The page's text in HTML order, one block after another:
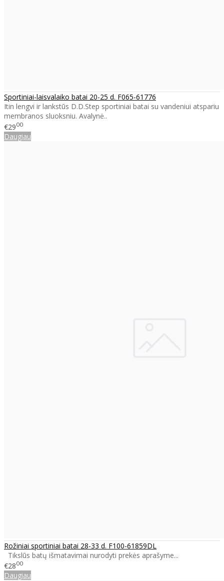
Sportiniai-laisvalaiko batai 20-25 d. F065-61776
Itin lengvi ir lankstūs D.D.Step sportiniai batai su vandeniui atspariu
membranos sluoksniu. Avalynė..
€2900
Daugiau
Rožiniai sportiniai batai 28-33 d. F100-61859DL
Tikslūs batų išmatavimai nurodyti prekės aprašyme...
€2800
Daugiau